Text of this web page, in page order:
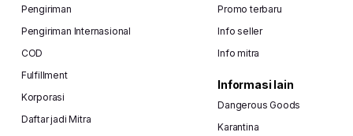
Pengiriman
Pengiriman Internasional
COD
Fulfillment
Korporasi
Daftar jadi Mitra
Promo terbaru
Info seller
Info mitra
Informasi lain
Dangerous Goods
Karantina